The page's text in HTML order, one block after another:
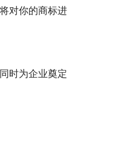
对你的商标进
时为企业奠定